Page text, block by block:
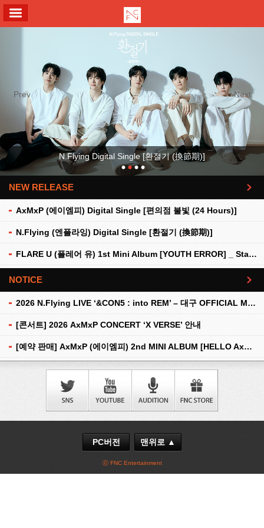
Previous Next
N.Flying Digital Single [환절기 (換節期)]
NEW RELEASE
AxMxP (에이엠피) Digital Single [편의점 불빛 (24 Hours)]
N.Flying (엔플라잉) Digital Single [환절기 (換節期)]
FLARE U (플레어 유) 1st Mini Album [YOUTH ERROR] _ Stationery Kit Ver.
더보기
NOTICE
2026 N.Flying LIVE ‘&CON5 : into REM’ – 대구 OFFICIAL MD 현장 판매 안내
[콘서트] 2026 AxMxP CONCERT ‘X VERSE’ 안내
[예약 판매] AxMxP (에이엠피) 2nd MINI ALBUM [HELLO AxMxP] 예약 판매 안내
더보기
PC버전 맨위로 ▲
ⓒ FNC Entertainment